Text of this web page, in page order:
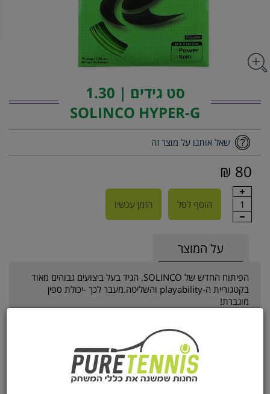
סט גידים | 1.30
SOLINCO HYPER-G
שאל אותנו על מוצר זה
80 ₪
1 הוסף לסל הזמן עכשיו
על המוצר
הפיתוח החדש של SOLINCO. הגיד בעל ביצועים גבוהים מאוד
בקטגוריית ה-playability והשליטה.מעבר לכך -יכולת ספין
מוגברת!
בהפצה בלעדית שלנו.עכשיו גם במחירי השקה
מידע נוסף